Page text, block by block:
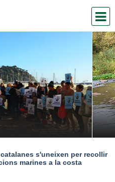
s'uneixen per recollir
marines a la costa